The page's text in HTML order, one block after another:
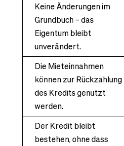
Keine Änderungen im
Grundbuch – das
Eigentum bleibt
unverändert.
Die Mieteinnahmen
können zur Rückzahlung
des Kredits genutzt
werden.
Der Kredit bleibt
bestehen, ohne dass